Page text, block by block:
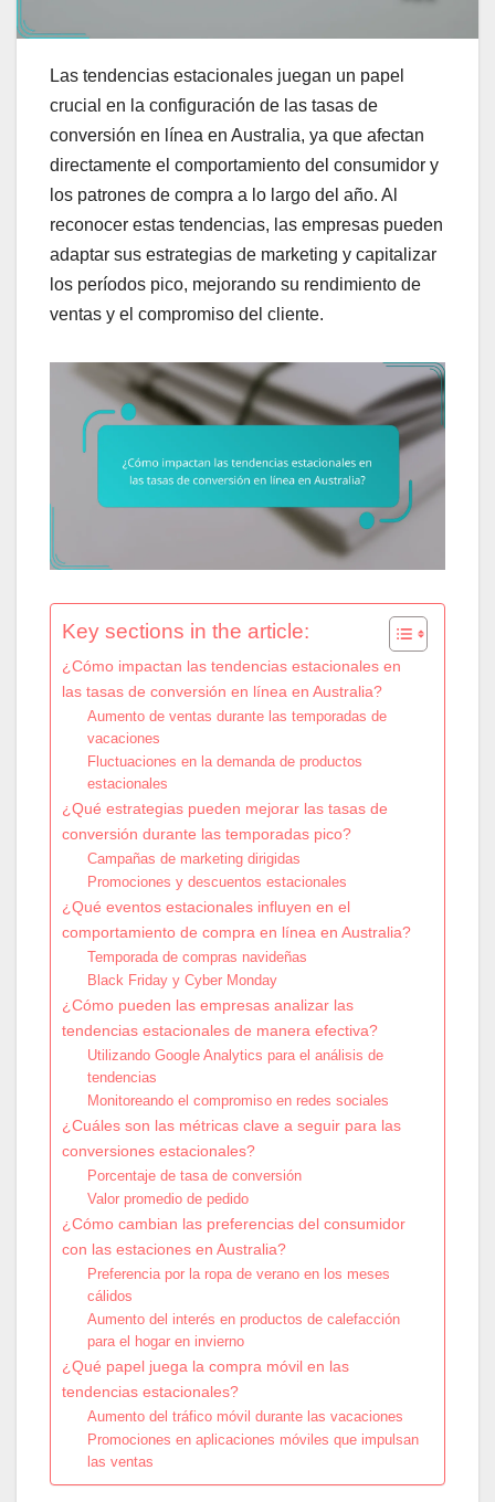
Las tendencias estacionales juegan un papel
crucial en la configuración de las tasas de
conversión en línea en Australia, ya que afectan
directamente el comportamiento del consumidor y
los patrones de compra a lo largo del año. Al
reconocer estas tendencias, las empresas pueden
adaptar sus estrategias de marketing y capitalizar
los períodos pico, mejorando su rendimiento de
ventas y el compromiso del cliente.
Key sections in the article:
¿Cómo impactan las tendencias estacionales en
las tasas de conversión en línea en Australia?
Aumento de ventas durante las temporadas de
vacaciones
Fluctuaciones en la demanda de productos
estacionales
¿Qué estrategias pueden mejorar las tasas de
conversión durante las temporadas pico?
Campañas de marketing dirigidas
Promociones y descuentos estacionales
¿Qué eventos estacionales influyen en el
comportamiento de compra en línea en Australia?
Temporada de compras navideñas
Black Friday y Cyber Monday
¿Cómo pueden las empresas analizar las
tendencias estacionales de manera efectiva?
Utilizando Google Analytics para el análisis de
tendencias
Monitoreando el compromiso en redes sociales
¿Cuáles son las métricas clave a seguir para las
conversiones estacionales?
Porcentaje de tasa de conversión
Valor promedio de pedido
¿Cómo cambian las preferencias del consumidor
con las estaciones en Australia?
Preferencia por la ropa de verano en los meses
cálidos
Aumento del interés en productos de calefacción
para el hogar en invierno
¿Qué papel juega la compra móvil en las
tendencias estacionales?
Aumento del tráfico móvil durante las vacaciones
Promociones en aplicaciones móviles que impulsan
las ventas